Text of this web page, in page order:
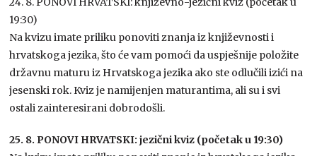
19:30)
Na kvizu imate priliku ponoviti znanja iz književnosti i
hrvatskoga jezika, što će vam pomoći da uspješnije položite
državnu maturu iz Hrvatskoga jezika ako ste odlučili izići na
jesenski rok. Kviz je namijenjen maturantima, ali su i svi
ostali zainteresirani dobrodošli.
25. 8. PONOVI HRVATSKI: jezični kviz (početak u 19:30)